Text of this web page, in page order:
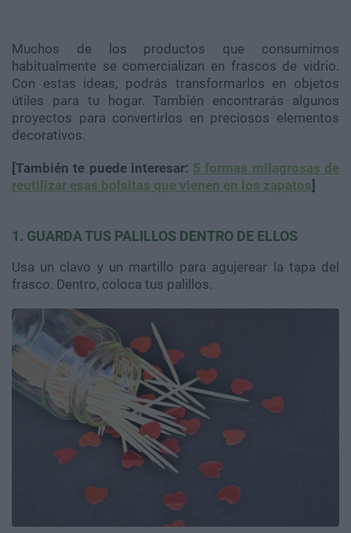
Muchos de los productos que consumimos
habitualmente se comercializan en frascos de vidrio.
Con estas ideas, podrás transformarlos en objetos
útiles para tu hogar. También encontrarás algunos
proyectos para convertirlos en preciosos elementos
decorativos.
[También te puede interesar: 5 formas milagrosas de
reutilizar esas bolsitas que vienen en los zapatos]
1. GUARDA TUS PALILLOS DENTRO DE ELLOS
Usa un clavo y un martillo para agujerear la tapa del
frasco. Dentro, coloca tus palillos.